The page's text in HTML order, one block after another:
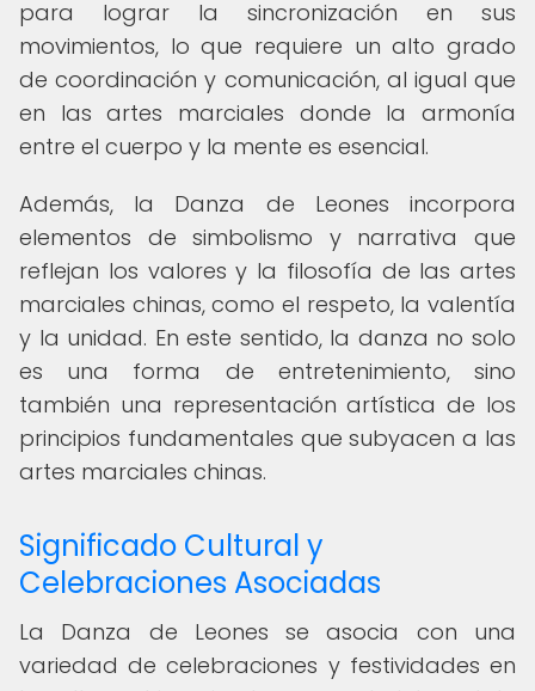
para lograr la sincronización en sus
movimientos, lo que requiere un alto grado
de coordinación y comunicación, al igual que
en las artes marciales donde la armonía
entre el cuerpo y la mente es esencial.
Además, la Danza de Leones incorpora
elementos de simbolismo y narrativa que
reflejan los valores y la filosofía de las artes
marciales chinas, como el respeto, la valentía
y la unidad. En este sentido, la danza no solo
es una forma de entretenimiento, sino
también una representación artística de los
principios fundamentales que subyacen a las
artes marciales chinas.
Significado Cultural y
Celebraciones Asociadas
La Danza de Leones se asocia con una
variedad de celebraciones y festividades en